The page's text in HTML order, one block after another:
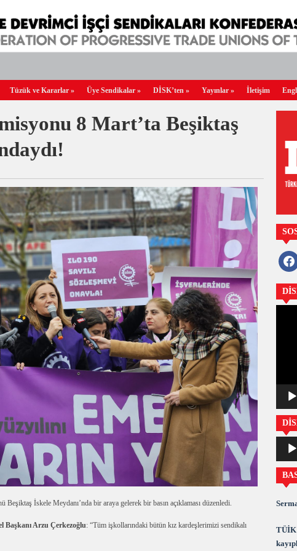
Tüzük ve Kararlar » Üye Sendikalar » DİSK’ten » Yayınlar » İletişim
8 Mart’ta Beşiktaş
İskele Meydanı’nda bir araya gelerek bir basın açıklaması düzenledi.
Başkanı Arzu Çerkezoğlu: “Tüm işkollarındaki bütün kız kardeşlerimizi sendikalı
oynatıcı
TÜİK